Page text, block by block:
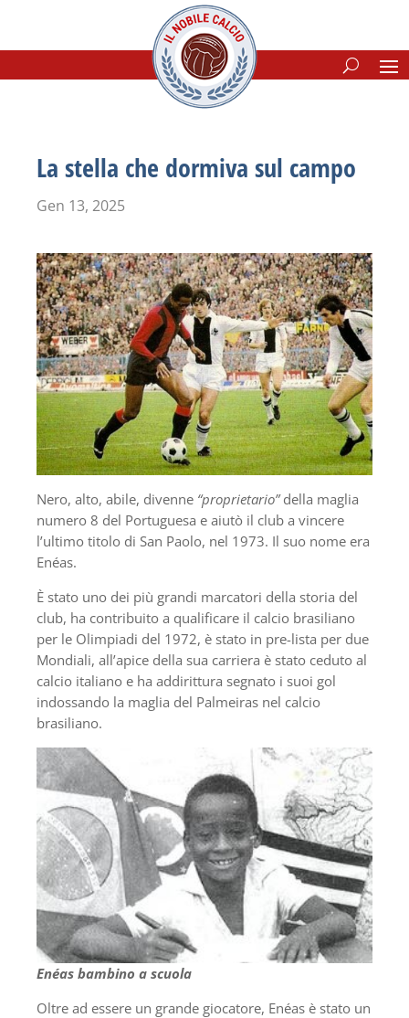
La stella che dormiva sul campo
Gen 13, 2025
Nero, alto, abile, divenne “proprietario”della maglia
numero 8 del Portuguesa e aiutò il club a vincere
l’ultimo titolo di San Paolo, nel 1973. Il suo nome era
Enéas.
È stato uno dei più grandi marcatori della storia del
club, ha contribuito a qualificare il calcio brasiliano
per le Olimpiadi del 1972, è stato in pre-lista per due
Mondiali, all’apice della sua carriera è stato ceduto al
calcio italiano e ha addirittura segnato i suoi gol
indossando la maglia del Palmeiras nel calcio
brasiliano.
Enéas bambino a scuola
Oltre ad essere un grande giocatore, Enéas è stato un